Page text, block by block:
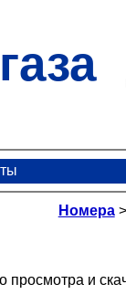
Номера>
просмотра и